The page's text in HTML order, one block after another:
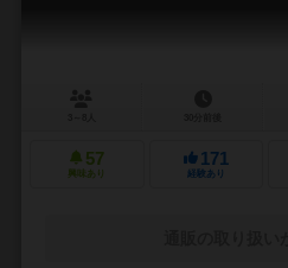
57
興味あり
171
経験あり